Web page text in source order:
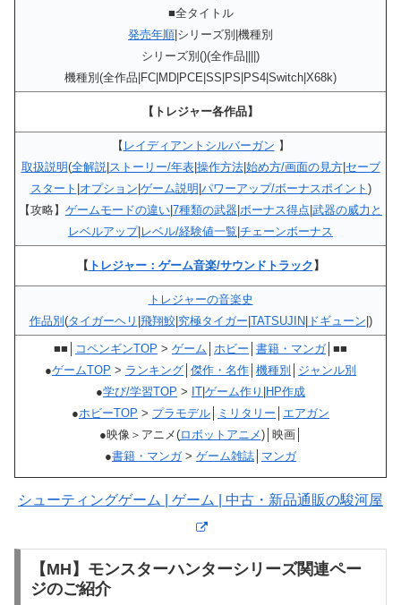
■全タイトル
発売年順 |シリーズ別|機種別
シリーズ別()(全作品||||)
機種別(全作品|FC|MD|PCE|SS|PS|PS4|Switch|X68k)
【トレジャー各作品】
【 レイディアントシルバーガン 】
取扱説明(全解説| ストーリー/年表| 操作方法| 始め方/画面の見方| セーブ
スタート オプション ゲーム説明 パワーアップ/ボーナスポイント )
【攻略】 ゲームモードの違い 7種類の武器 ボーナス得点 武器の威力と
レベルアップ| レベル/経験値一覧 チェーンボーナス
【 トレジャー：ゲーム音楽/サウンドトラック 】
トレジャーの音楽史
作品別 (タイガーヘリ 飛翔鮫| 究極タイガー TATSUJIN ドギューン |)
■■│ コペンギンTOP > ゲーム ホビー 書籍・マンガ│■■
●ゲームTOP > ランキング 傑作・名作 機種別
ジャンル別
●学び/学習TOP > IT ゲーム作り HP作成
●ホビーTOP > プラモデル ミリタリー
エアガン
●映像＞アニメ(ロボットアニメ)│映画│
●書籍・マンガ> ゲーム雑誌 マンガ
シューティングゲーム | ゲーム | 中古・新品通販の駿河屋
【MH】モンスターハンターシリーズ関連ペー
ジのご紹介